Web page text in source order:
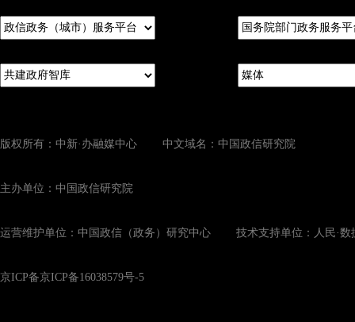
版权所有：中新·办融媒中心 中文域名：中国政信研究院
主办单位：中国政信研究院
运营维护单位：中国政信（政务）研究中心 技术支持单位：人民·数
京ICP备京ICP备16038579号-5